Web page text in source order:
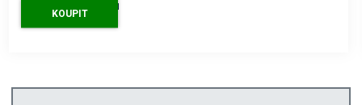
s DPH
KOUPIT